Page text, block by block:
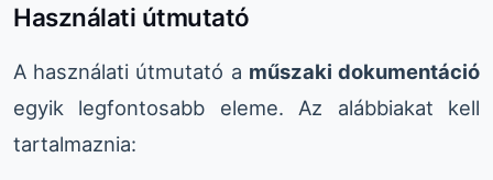
Használati útmutató
A használati útmutató a műszaki dokumentáció
egyik legfontosabb eleme. Az alábbiakat kell
tartalmaznia: